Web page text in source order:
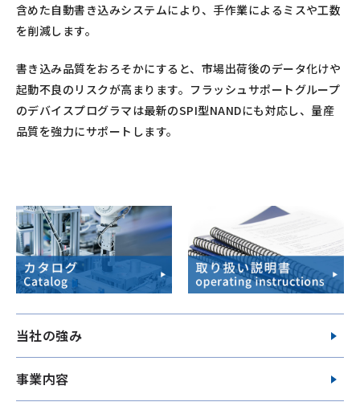
含めた自動書き込みシステムにより、手作業によるミスや工数
を削減します。
書き込み品質をおろそかにすると、市場出荷後のデータ化けや
起動不良のリスクが高まります。フラッシュサポートグループ
のデバイスプログラマは最新のSPI型NANDにも対応し、量産
品質を強力にサポートします。
当社の強み
事業内容